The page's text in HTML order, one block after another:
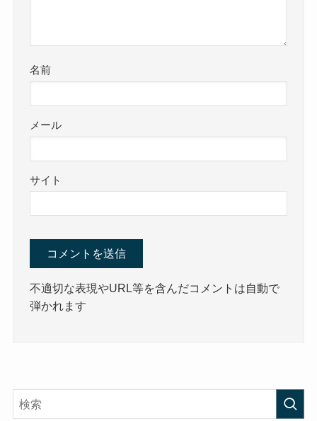
名前
メール
サイト
不適切な表現やURL等を含んだコメントは自動で
弾かれます